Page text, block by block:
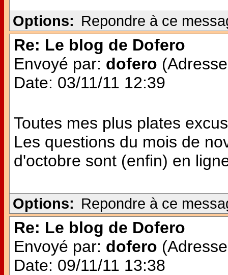
Options: Repondre à ce
Re: Le blog de Dofero
Envoyé par: dofero
Date: 03/11/11 12:39
Toutes mes plus plates
Les questions du mois de
d'octobre sont (enfin) en
Options: Repondre à ce
Re: Le blog de Dofero
Envoyé par: dofero
Date: 09/11/11 13:38